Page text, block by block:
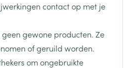
bij het opstaan vanuit
contact op met je
gewone producten. Ze
of geruild worden.
om ongebruikte